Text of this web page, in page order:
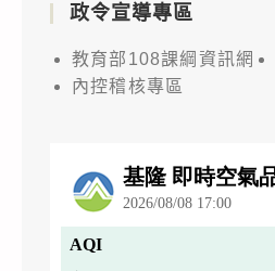
政令宣導專區
教育部108課綱資訊網
內控稽核專區